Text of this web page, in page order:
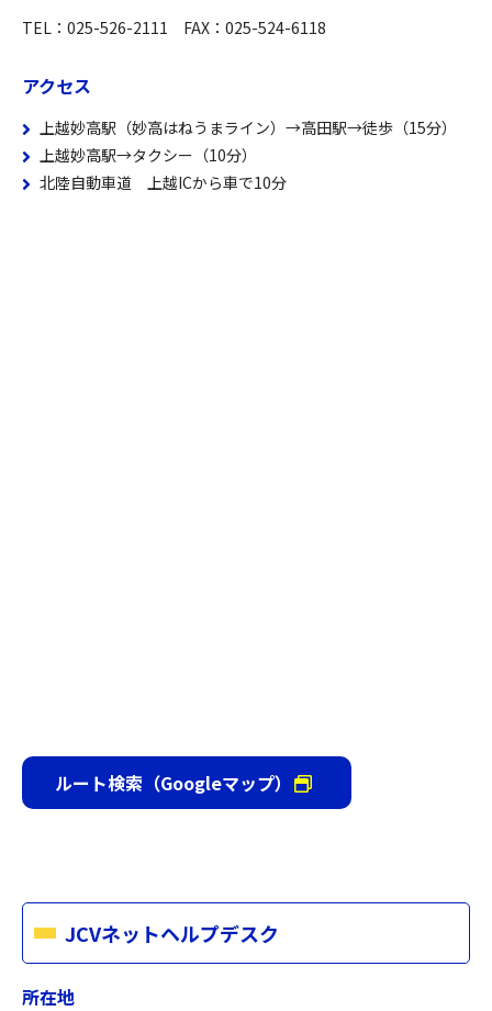
TEL：025-526-2111 FAX：025-524-6118
アクセス
上越妙高駅（妙高はねうまライン）→高田駅→徒歩（15分）
上越妙高駅→タクシー（10分）
北陸自動車道 上越ICから車で10分
ルート検索（Googleマップ）
JCVネットヘルプデスク
所在地